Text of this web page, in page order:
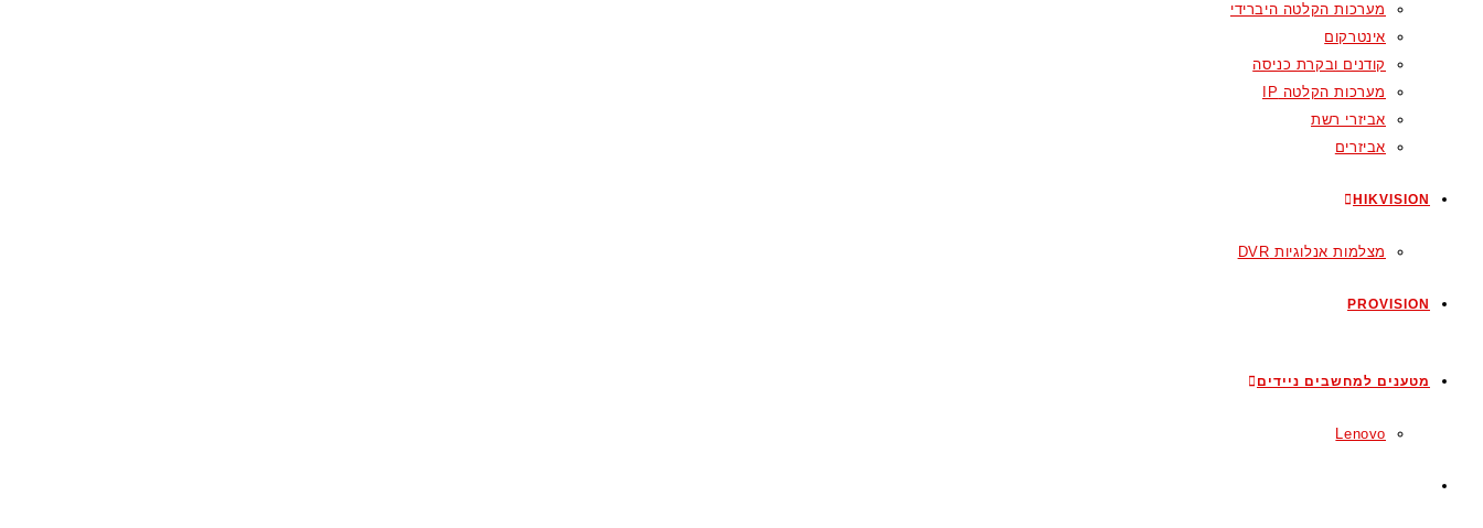
מערכות הקלטה היברידי
אינטרקום
קודנים ובקרת כניסה
מערכות הקלטה IP
אביזרי רשת
אביזרים
HIKVISION
מצלמות אנלוגיות DVR
PROVISION
מטענים למחשבים ניידים
Lenovo